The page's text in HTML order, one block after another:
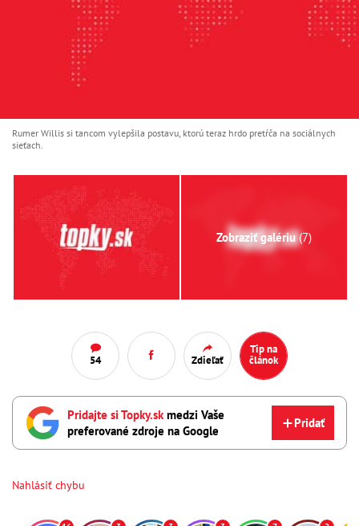
Rumer Willis si tancom vylepšila postavu, ktorú teraz hrdo pretŕča na sociálnych
sieťach.
Zobraziť galériu(7)
54 Zdieľať
Tip na
článok
Pridajte si Topky.sk medzi Vaše
preferované zdroje na Google
Pridať
Nahlásiť chybu